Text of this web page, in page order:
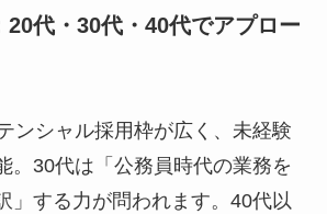
20代・30代・40代でアプロー
ンシャル採用枠が広く、未経験
。30代は「公務員時代の業務を
」する力が問われます。40代以